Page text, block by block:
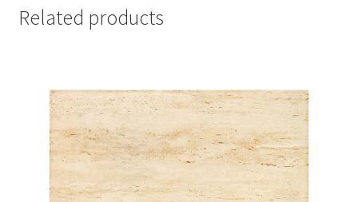
Related products